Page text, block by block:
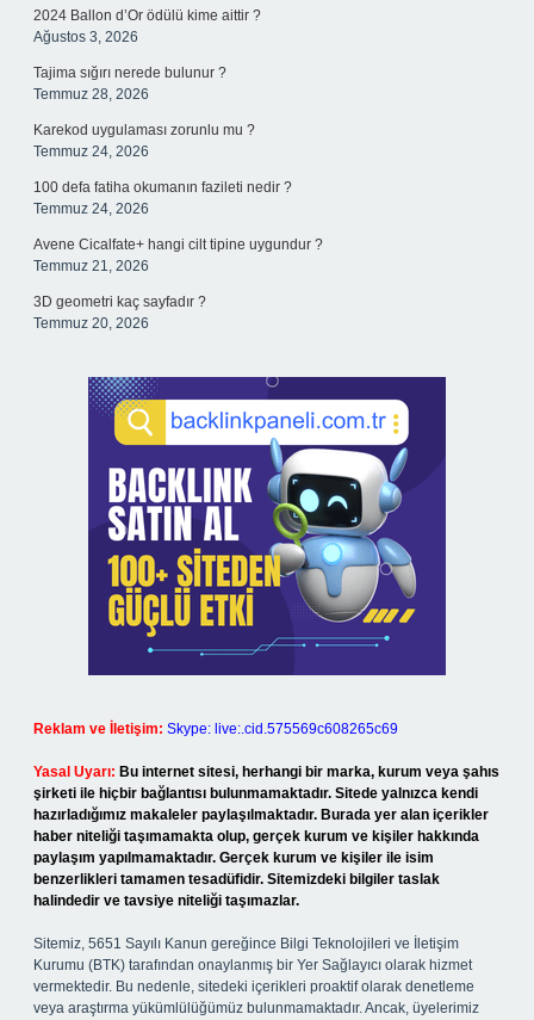
2024 Ballon d’Or ödülü kime aittir ?
Ağustos 3, 2026
Tajima sığırı nerede bulunur ?
Temmuz 28, 2026
Karekod uygulaması zorunlu mu ?
Temmuz 24, 2026
100 defa fatiha okumanın fazileti nedir ?
Temmuz 24, 2026
Avene Cicalfate+ hangi cilt tipine uygundur ?
Temmuz 21, 2026
3D geometri kaç sayfadır ?
Temmuz 20, 2026
Reklam ve İletişim: Skype: live:.cid.575569c608265c69
Yasal Uyarı: Bu internet sitesi, herhangi bir marka, kurum veya şahıs
şirketi ile hiçbir bağlantısı bulunmamaktadır. Sitede yalnızca kendi
hazırladığımız makaleler paylaşılmaktadır. Burada yer alan içerikler
haber niteliği taşımamakta olup, gerçek kurum ve kişiler hakkında
paylaşım yapılmamaktadır. Gerçek kurum ve kişiler ile isim
benzerlikleri tamamen tesadüfidir. Sitemizdeki bilgiler taslak
halindedir ve tavsiye niteliği taşımazlar.
Sitemiz, 5651 Sayılı Kanun gereğince Bilgi Teknolojileri ve İletişim
Kurumu (BTK) tarafından onaylanmış bir Yer Sağlayıcı olarak hizmet
vermektedir. Bu nedenle, sitedeki içerikleri proaktif olarak denetleme
veya araştırma yükümlülüğümüz bulunmamaktadır. Ancak, üyelerimiz